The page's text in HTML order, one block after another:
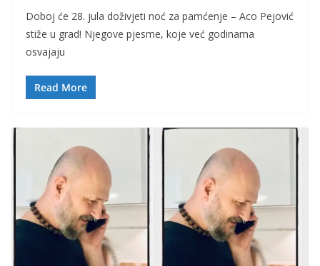
Doboj će 28. jula doživjeti noć za pamćenje – Aco Pejović
stiže u grad! Njegove pjesme, koje već godinama
osvajaju
Read More